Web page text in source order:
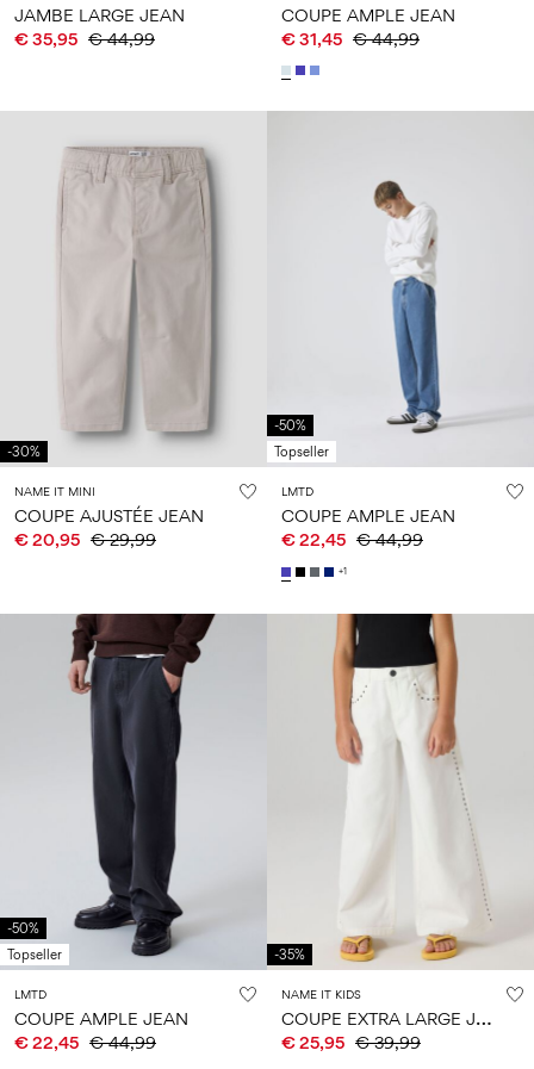
JAMBE LARGE JEAN
€ 35,95 € 44,99
COUPE AMPLE JEAN
€ 31,45 € 44,99
-30%
NAME IT MINI
COUPE AJUSTÉE JEAN
€ 20,95 € 29,99
-50%
Topseller
LMTD
COUPE AMPLE JEAN
€ 22,45 € 44,99
+1
-50%
Topseller
LMTD
COUPE AMPLE JEAN
€ 22,45 € 44,99
-35%
NAME IT KIDS
C
OUPE EXTRA LARGE JEAN
€ 25,95 € 39,99